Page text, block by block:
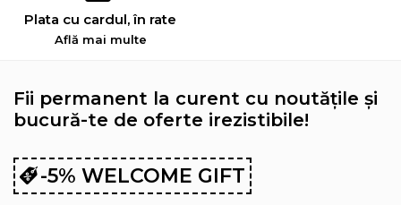
Plata cu cardul, în rate
Află mai multe
Fii permanent la curent cu noutățile și
bucură-te de oferte irezistibile!
-5% WELCOME GIFT